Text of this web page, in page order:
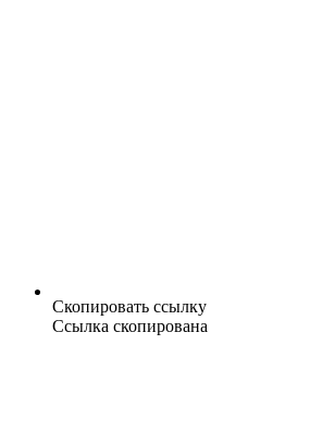
Скопировать ссылку
Ссылка скопирована